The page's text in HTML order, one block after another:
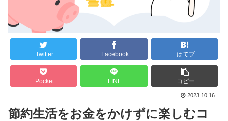
Twitter Facebook はてブ
Pocket LINE コピー
2023.10.16
節約生活をお金をかけずに楽しむコ